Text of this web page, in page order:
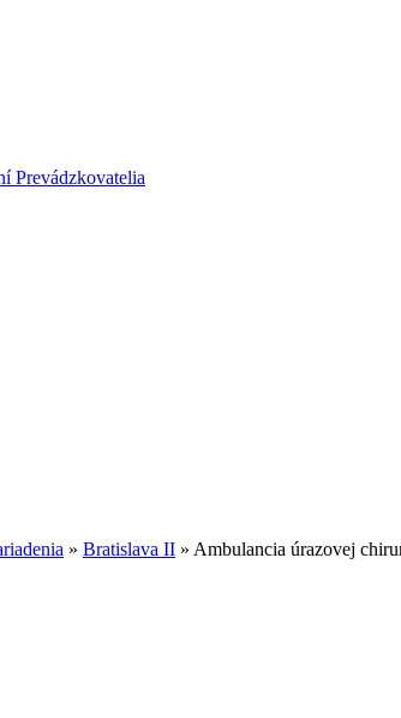
Prevádzkovatelia
» Bratislava II » Ambulancia úrazovej